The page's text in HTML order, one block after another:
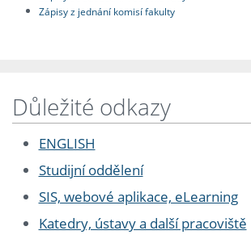
Zápisy z jednání komisí fakulty
Důležité odkazy
ENGLISH
Studijní oddělení
SIS, webové aplikace, eLearning
Katedry, ústavy a další pracoviště